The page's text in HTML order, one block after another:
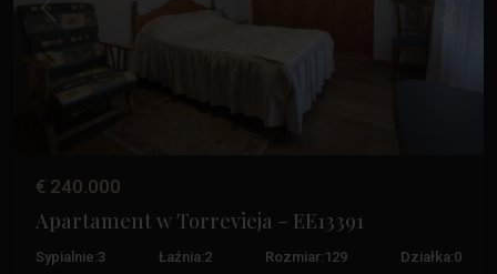
€ 240.000
Apartament w Torrevieja – EE13391
Sypialnie:3 Łaźnia:2 Rozmiar: 129 Działka:0